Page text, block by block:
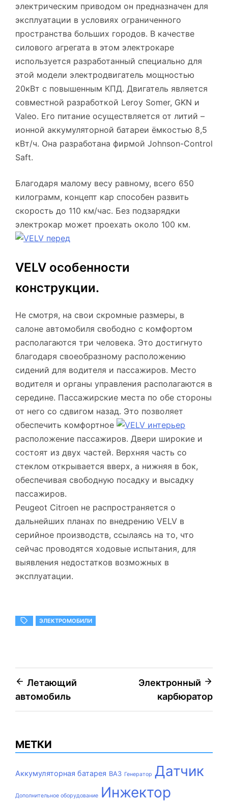
электрическим приводом он предназначен для
эксплуатации в условиях ограниченного
пространства больших городов. В качестве
силового агрегата в этом электрокаре
используется разработанный специально для
этой модели электродвигатель мощностью
20кВт с повышенным КПД. Двигатель является
совместной разработкой Leroy Somer, GKN и
Valeo. Его питание осуществляется от литий –
ионной аккумуляторной батареи ёмкостью 8,5
кВт/ч. Она разработана фирмой Johnson-Control
Saft.
Благодаря малому весу равному, всего 650
килограмм, концепт кар способен развить
скорость до 110 км/час. Без подзарядки
электрокар может проехать около 100 км.
VELV особенности
конструкции.
Не смотря, на свои скромные размеры, в
салоне автомобиля свободно с комфортом
располагаются три человека. Это достигнуто
благодаря своеобразному расположению
сидений для водителя и пассажиров. Место
водителя и органы управления располагаются в
середине. Пассажирские места по обе стороны
от него со сдвигом назад. Это позволяет
обеспечить комфортное
расположение пассажиров. Двери широкие и
состоят из двух частей. Верхняя часть со
стеклом открывается вверх, а нижняя в бок,
обеспечивая свободную посадку и высадку
пассажиров.
Peugeot Citroen не распространяется о
дальнейших планах по внедрению VELV в
серийное производств, ссылаясь на то, что
сейчас проводятся ходовые испытания, для
выявления недостатков возможных в
эксплуатации.
ЭЛЕКТРОМОБИЛИ
Навигация
по
Летающий
автомобиль
Электронный
карбюратор
МЕТКИ
Аккумуляторная батарея ВАЗ Генератор Датчик
Дополнительное оборудование Инжектор